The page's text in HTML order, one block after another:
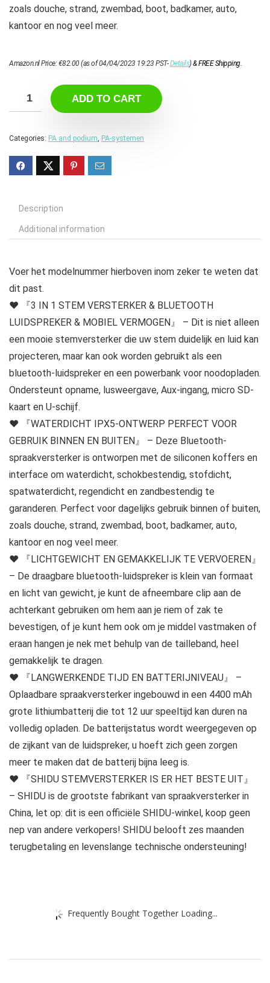
zoals douche, strand, zwembad, boot, badkamer, auto,
kantoor en nog veel meer.
Amazon.nl Price:€82.00(as of 04/04/2023 19:23 PST-Details)&FREE Shipping.
ADD TO CART
Categories: PA and podium, PA-systemen
Description
Additional information
Voer het modelnummer hierboven inom zeker te weten dat
dit past.
❤ 『3 IN 1 STEM VERSTERKER & BLUETOOTH
LUIDSPREKER & MOBIEL VERMOGEN』 – Dit is niet alleen
een mooie stemversterker die uw stem duidelijk en luid kan
projecteren, maar kan ook worden gebruikt als een
bluetooth-luidspreker en een powerbank voor noodopladen.
Ondersteunt opname, lusweergave, Aux-ingang, micro SD-
kaart en U-schijf.
❤ 『WATERDICHT IPX5-ONTWERP PERFECT VOOR
GEBRUIK BINNEN EN BUITEN』 – Deze Bluetooth-
spraakversterker is ontworpen met de siliconen koffers en
interface om waterdicht, schokbestendig, stofdicht,
spatwaterdicht, regendicht en zandbestendig te
garanderen. Perfect voor dagelijks gebruik binnen of buiten,
zoals douche, strand, zwembad, boot, badkamer, auto,
kantoor en nog veel meer.
❤ 『LICHTGEWICHT EN GEMAKKELIJK TE VERVOEREN』
– De draagbare bluetooth-luidspreker is klein van formaat
en licht van gewicht, je kunt de afneembare clip aan de
achterkant gebruiken om hem aan je riem of zak te
bevestigen, of je kunt hem ook om je middel vastmaken of
eraan hangen je nek met behulp van de tailleband, heel
gemakkelijk te dragen.
❤ 『LANGWERKENDE TIJD EN BATTERIJNIVEAU』 –
Oplaadbare spraakversterker ingebouwd in een 4400 mAh
grote lithiumbatterij die tot 12 uur speeltijd kan duren na
volledig opladen. De batterijstatus wordt weergegeven op
de zijkant van de luidspreker, u hoeft zich geen zorgen
meer te maken dat de batterij bijna leeg is.
❤ 『SHIDU STEMVERSTERKER IS ER HET BESTE UIT』
– SHIDU is de grootste fabrikant van spraakversterker in
China, let op: dit is een officiële SHIDU-winkel, koop geen
nep van andere verkopers! SHIDU belooft zes maanden
terugbetaling en levenslange technische ondersteuning!
Frequently Bought Together Loading...